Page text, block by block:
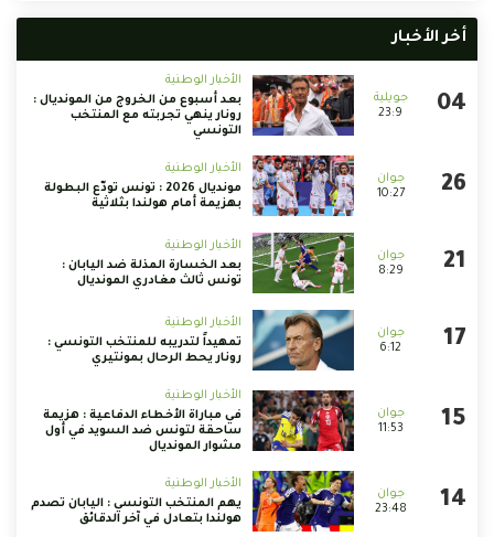
أخر الأخبار
23:9
الأخبار الوطنية
بعد أسبوع من الخروج من المونديال :
رونار ينهي تجربته مع المنتخب
التونسي
10:27
الأخبار الوطنية
مونديال 2026 : تونس تودّع البطولة
بهزيمة أمام هولندا بثلاثية
8:29
الأخبار الوطنية
بعد الخسارة المذلة ضد اليابان :
تونس ثالث مغادري المونديال
6:12
الأخبار الوطنية
تمهيداً لتدريبه للمنتخب التونسي :
رونار يحط الرحال بمونتيري
11:53
الأخبار الوطنية
في مباراة الأخطاء الدفاعية : هزيمة
ساحقة لتونس ضد السويد في أول
مشوار المونديال
23:48
الأخبار الوطنية
يهم المنتخب التونسي : اليابان تصدم
هولندا بتعادل في آخر الدقائق